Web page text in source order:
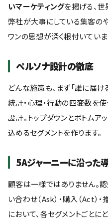
いマーケティングを掲げる、
弊社が大事にしている集客のや
ワンの思想が深く根付いていま
ペルソナ設計の徹底
どんな施策も、まず「誰に届け
統計・心理・行動の四変数を
設計。トップダウンとボトムア
込めるセグメントを作ります。
5Aジャーニーに沿った
顧客は一様ではありません。認
い合わせ（Ask）・購入（Act）
において、各セグメントごとに